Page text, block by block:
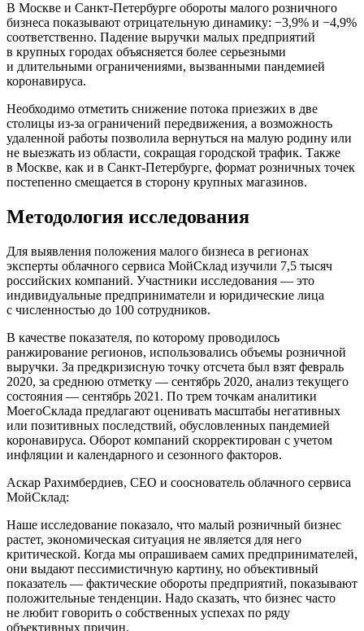
В Москве и Санкт-Петербурге обороты малого розничного
бизнеса показывают отрицательную динамику: −3,9% и −4,9%
соответственно. Падение выручки малых предприятий
в крупных городах объясняется более серьезными
и длительными ограничениями, вызванными пандемией
коронавируса.
Необходимо отметить снижение потока приезжих в две
столицы из-за ограничений передвижения, а возможность
удаленной работы позволила вернуться на малую родину или
не выезжать из области, сокращая городской трафик. Также
в Москве, как и в Санкт-Петербурге, формат розничных точек
постепенно смещается в сторону крупных магазинов.
Методология исследования
Для выявления положения малого бизнеса в регионах
эксперты облачного сервиса МойСклад изучили 7,5 тысяч
российских компаний. Участники исследования — это
индивидуальные предприниматели и юридические лица
с численностью до 100 сотрудников.
В качестве показателя, по которому проводилось
ранжирование регионов, использовались объемы розничной
выручки. За предкризисную точку отсчета был взят февраль
2020, за среднюю отметку — сентябрь 2020, анализ текущего
состояния — сентябрь 2021. По трем точкам аналитики
МоегоСклада предлагают оценивать масштабы негативных
или позитивных последствий, обусловленных пандемией
коронавируса. Оборот компаний скорректирован с учетом
инфляции и календарного и сезонного факторов.
Аскар Рахимбердиев, CEO и сооснователь облачного сервиса
МойСклад:
Наше исследование показало, что малый розничный бизнес
растет, экономическая ситуация не является для него
критической. Когда мы опрашиваем самих предпринимателей,
они выдают пессимистичную картину, но объективный
показатель — фактические обороты предприятий, показывают
положительные тенденции. Надо сказать, что бизнес часто
не любит говорить о собственных успехах по ряду
объективных причин.